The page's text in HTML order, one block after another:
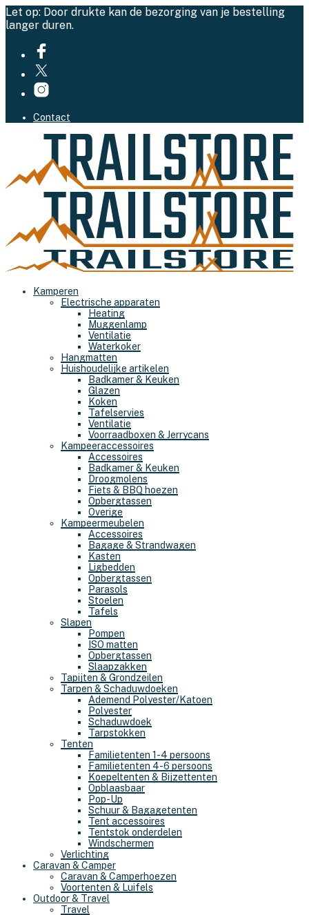
Let op: Door drukte kan de bezorging van je bestelling
langer duren.
Contact
Kamperen
Electrische apparaten
Heating
Muggenlamp
Ventilatie
Waterkoker
Hangmatten
Huishoudelijke artikelen
Badkamer & Keuken
Glazen
Koken
Tafelservies
Ventilatie
Voorraadboxen & Jerrycans
Kampeeraccessoires
Accessoires
Badkamer & Keuken
Droogmolens
Fiets & BBQ hoezen
Opbergtassen
Overige
Kampeermeubelen
Accessoires
Bagage & Strandwagen
Kasten
Ligbedden
Opbergtassen
Parasols
Stoelen
Tafels
Slapen
Pompen
ISO matten
Opbergtassen
Slaapzakken
Tapijten & Grondzeilen
Tarpen & Schaduwdoeken
Ademend Polyester/Katoen
Polyester
Schaduwdoek
Tarpstokken
Tenten
Familietenten 1-4 persoons
Familietenten 4-6 persoons
Koepeltenten & Bijzettenten
Opblaasbaar
Pop-Up
Schuur & Bagagetenten
Tent accessoires
Tentstok onderdelen
Windschermen
Verlichting
Caravan & Camper
Caravan & Camperhoezen
Voortenten & Luifels
Outdoor & Travel
Travel